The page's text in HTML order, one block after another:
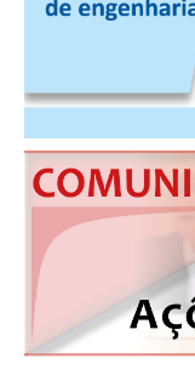
CONTRIBUIÇÃO
REVISÃO DE
FGTS EXPURGOS
FGTS CORREÇÃO
LEGISLAÇÃO
LEI 4.950-A/1966 –
LEI 5.194/1966 –